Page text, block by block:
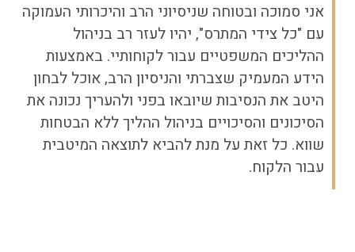
אני סמוכה ובטוחה שניסיוני הרב והיכרותי העמוקה
עם "כל צידי המתרס", יהיו לעזר רב בניהול
ההליכים המשפטיים עבור לקוחותיי. באמצעות
הידע המעמיק שצברתי והניסיון הרב, אוכל לבחון
היטב את הנסיבות שיובאו בפני ולהעריך נכונה את
הסיכונים והסיכויים בניהול ההליך ללא הבטחות
שווא. כל זאת על מנת להביא לתוצאה המיטבית
עבור הלקוח.